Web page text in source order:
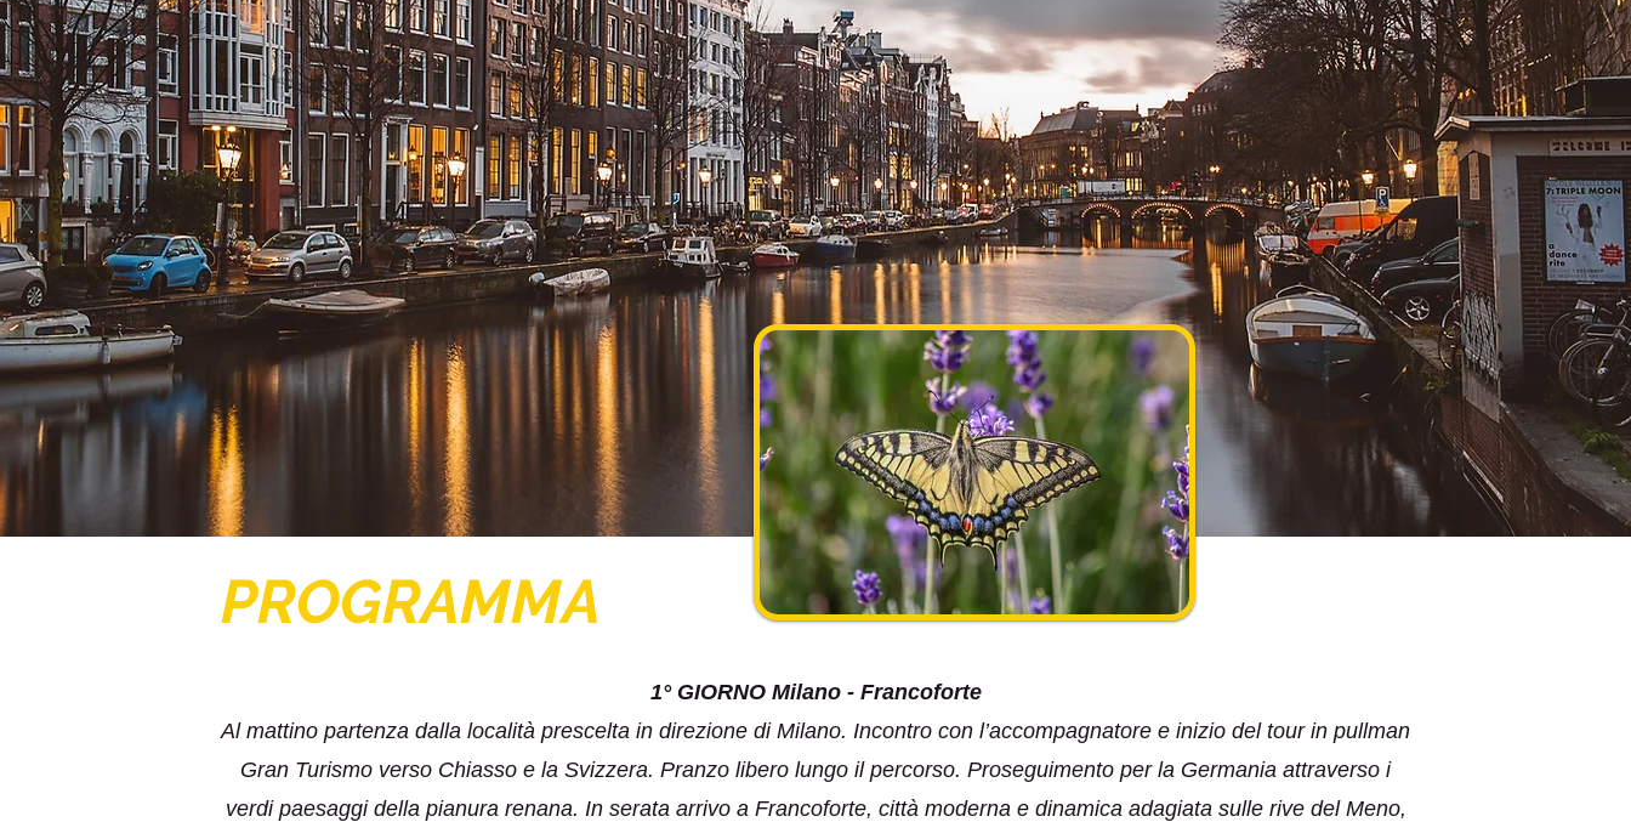
PROGRAMMA
1° GIORNO Milano - Francoforte
Al mattino partenza dalla località prescelta in direzione di Milano. Incontro con l’accompagnatore e inizio del tour in pullman
Gran Turismo verso Chiasso e la Svizzera. Pranzo libero lungo il percorso. Proseguimento per la Germania attraverso i
verdi paesaggi della pianura renana. In serata arrivo a Francoforte, città moderna e dinamica adagiata sulle rive del Meno,